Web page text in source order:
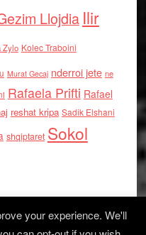
Llojdia Ilir
Zylo Kolec Traboini
Murat Gecaj nderroi jete ne
Rafaela Prifti Rafael
reshat kripa Sadik Elshani
shqiptaret Sokol
your experience. We'll